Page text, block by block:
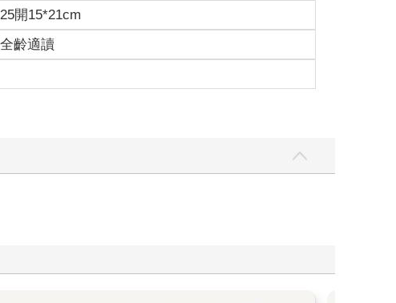
易被當成黑心企業，大家都不喜歡這份工作，不過也是有
些賣得還可以，但也有完全賣不動的商品。」
25開15*21cm
全齡適讀